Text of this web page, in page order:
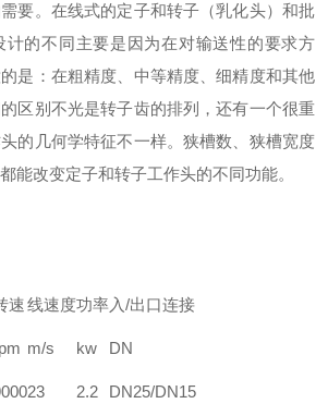
要。在线式的定子和转子（乳化头）和批
计的不同主要是因为在对输送性的要求方
是：在粗精度、中等精度、细精度和其他
区别不光是转子齿的排列，还有一个很重
的几何学特征不一样。狭槽数、狭槽宽度
能改变定子和转子工作头的不同功能。
速线速度
m/s
功率
kw
入/出口连接
DN
23 2.2 DN25/DN15